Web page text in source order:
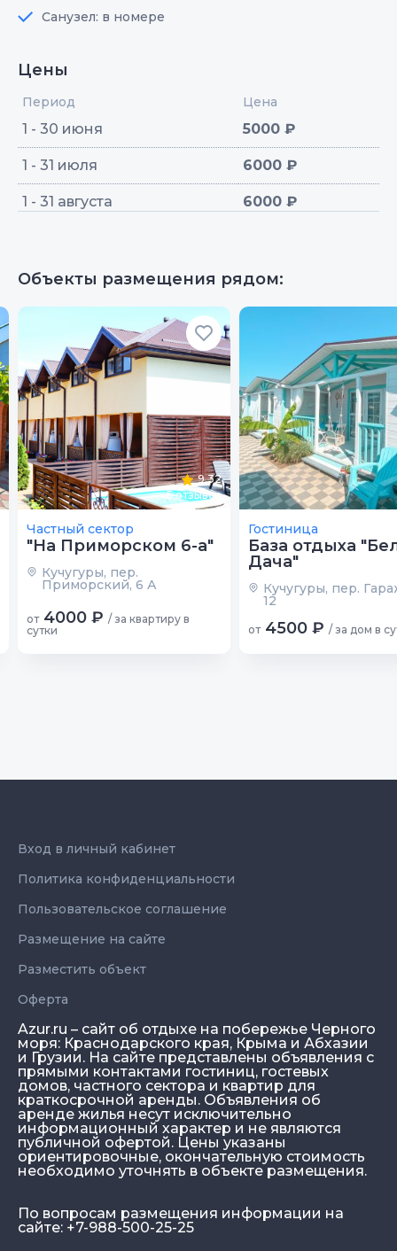
Санузел: в номере
Цены
Период Цена
1 - 30 июня 5000 ₽
1 - 31 июля 6000 ₽
1 - 31 августа 6000 ₽
Объекты размещения рядом:
9.32
5отзывов
Частный сектор
"На Приморском 6-а"
Кучугуры, пер.
Приморский, 6 А
от 4000 ₽ / за квартиру в
сутки
Гостиница
База отдыха
Дача"
Кучугуры, пер.
12
от 4500 ₽ / за дом в
Azur.ru – сайт об отдыхе на побережье Черного
моря: Краснодарского края, Крыма и Абхазии
и Грузии. На сайте представлены объявления с
прямыми контактами гостиниц, гостевых
домов, частного сектора и квартир для
краткосрочной аренды. Объявления об
аренде жилья несут исключительно
информационный характер и не являются
публичной офертой. Цены указаны
ориентировочные, окончательную стоимость
необходимо уточнять в объекте размещения.
По вопросам размещения информации на
сайте: +7-988-500-25-25
Вход в личный кабинет
Политика конфиденциальности
Пользовательское соглашение
Размещение на сайте
Разместить объект
Оферта